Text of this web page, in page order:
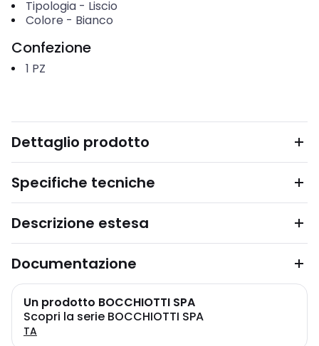
Tipologia- Liscio
Colore - Bianco
Confezione
1 PZ
Dettaglio prodotto
Specifiche tecniche
Descrizione estesa
Documentazione
Un prodotto BOCCHIOTTI SPA
Scopri la serie BOCCHIOTTI SPA
TA